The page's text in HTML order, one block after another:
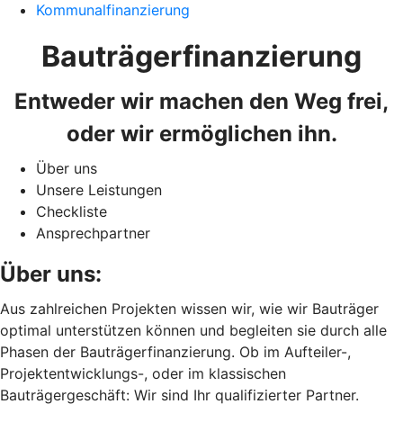
Kommunalfinanzierung
Bauträgerfinanzierung
Entweder wir machen den Weg frei,
oder wir ermöglichen ihn.
Über uns
Unsere Leistungen
Checkliste
Ansprechpartner
Über uns:
Aus zahlreichen Projekten wissen wir, wie wir Bauträger
optimal unterstützen können und begleiten sie durch alle
Phasen der Bauträgerfinanzierung. Ob im Aufteiler-,
Projektentwicklungs-, oder im klassischen
Bauträgergeschäft: Wir sind Ihr qualifizierter Partner.